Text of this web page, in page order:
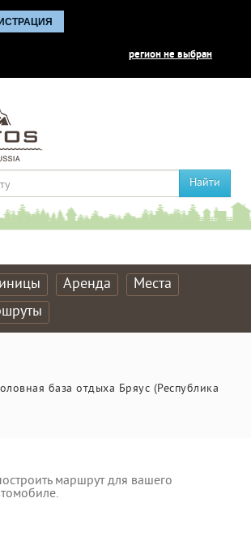
регион не выбран
Найти
Аренда
Места
база отдыха Бряус (Республика
маршрут для вашего